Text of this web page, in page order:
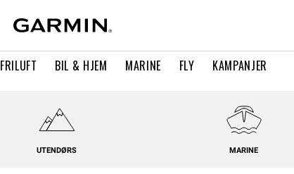
FRILUFT BIL & HJEM MARINE FLY KAMPANJER
UTENDØRS MARINE